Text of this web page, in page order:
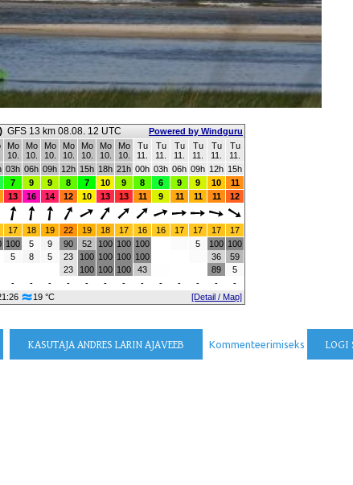
) GFS 13 km 08.08. 12 UTC
Powered by Windguru
Mo
10.
Mo
10.
Mo
10.
Mo
10.
Mo
10.
Mo
10.
Mo
10.
Tu
11.
Tu
11.
Tu
11.
Tu
11.
Tu
11.
Tu
11.
03h 06h 09h 12h 15h 18h 21h 00h 03h 06h 09h 12h 15h
7 9 9 8 7 10 9 8 6 9 9 10
11
13 16 14 12 10 13 13 11 9 11 11 11
12
17 18 19 22 19 18 17 16 16 17 17 17 17
100
5
5
8
9
5
90
23
23
52
100
100
100
100
100
100
100
100
100
100
43
5
100
36
89
100
59
5
- - - - - - - - - - - -
-
19 °C [Detail / Map]
KASUTAJA ANDRES LARIN AJAVEEB Kommenteerimiseks LOGI